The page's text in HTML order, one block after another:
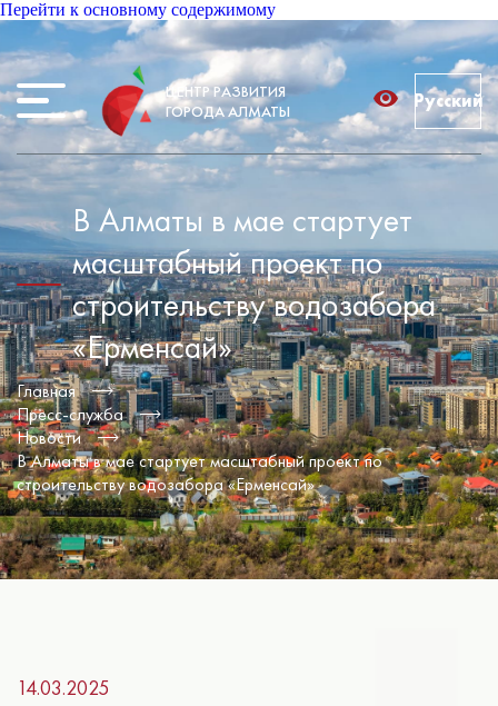
Перейти к основному содержимому
ЦЕНТР РАЗВИТИЯ
ГОРОДА АЛМАТЫ
Русский
В Алматы в мае стартует
масштабный проект по
строительству водозабора
«Ерменсай»
Главная
Пресс-служба
Новости
В Алматы в мае стартует масштабный проект по
строительству водозабора «Ерменсай»
14.03.2025